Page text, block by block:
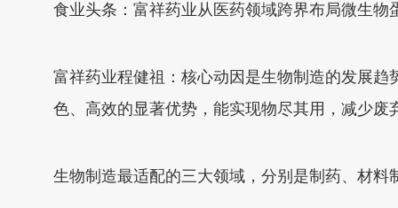
食业头条：富祥药业从医药领域跨界布局微生
富祥药业程健祖：核心动因是生物制造的发展
色、高效的显著优势，能实现物尽其用，减少
生物制造最适配的三大领域，分别是制药、材